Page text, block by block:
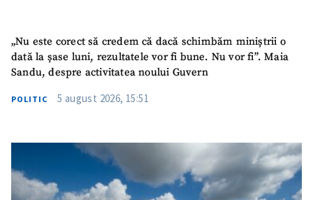
„Nu este corect să credem că dacă schimbăm miniștrii o
dată la șase luni, rezultatele vor fi bune. Nu vor fi”. Maia
Sandu, despre activitatea noului Guvern
POLITIC 5 august 2026, 15:51